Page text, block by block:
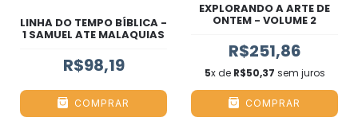
LINHA DO TEMPO BÍBLICA -
1 SAMUEL ATE MALAQUIAS
R$98,19
COMPRAR
EXPLORANDO A ARTE DE
ONTEM - VOLUME 2
R$251,86
5x de R$50,37 sem juros
COMPRAR